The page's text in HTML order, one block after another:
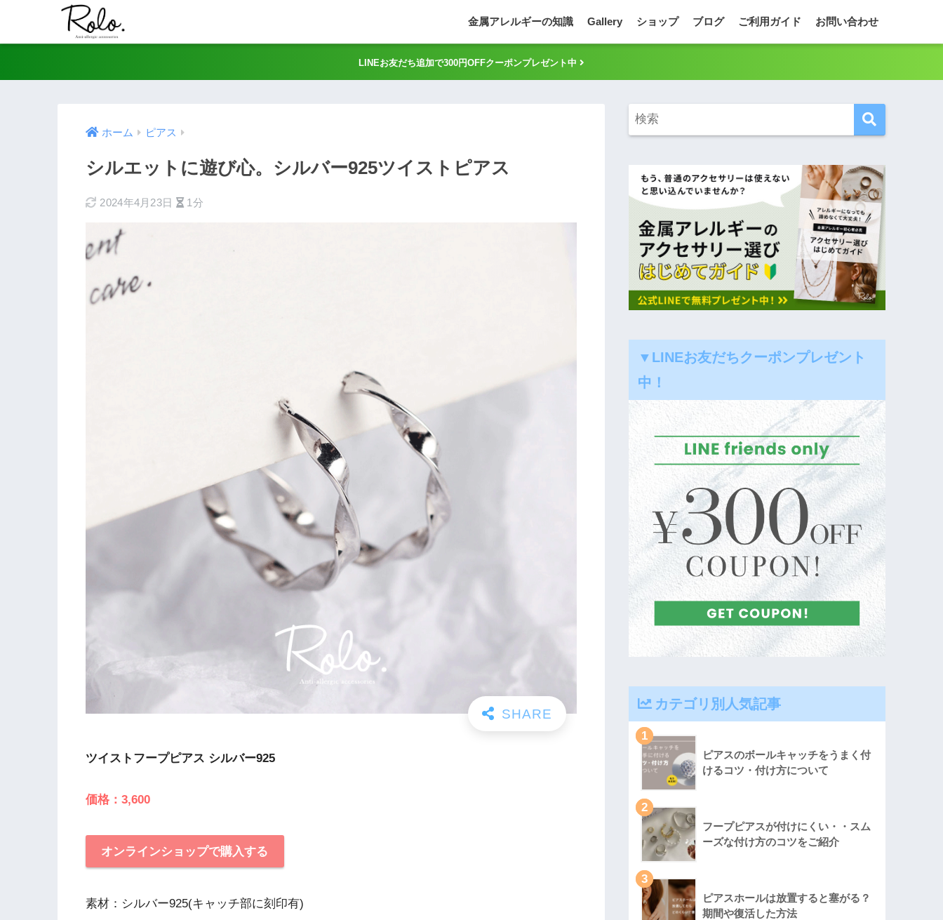
金属アレルギーの知識 Gallery ショップ ブログ ご利用ガイド お問い合わせ
LINEお友だち追加で300円OFFクーポンプレゼント中
ホーム ピアス
シルエットに遊び心。シルバー925ツイストピアス
2024年4月23日 1分
ツイストフープピアス シルバー925
価格：3,600
オンラインショップで購入する
素材：シルバー925(キャッチ部に刻印有)
▼LINEお友だちクーポンプレゼント
中！
カテゴリ別人気記事
1
ピアスのボールキャッチをうまく付
けるコツ・付け方について
2
フープピアスが付けにくい・・スム
ーズな付け方のコツをご紹介
3
ピアスホールは放置すると塞がる？
期間や復活した方法